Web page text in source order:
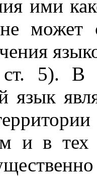
ими
может
5). В
язык
и в тех